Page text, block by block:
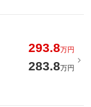
293.8万円
283.8万円